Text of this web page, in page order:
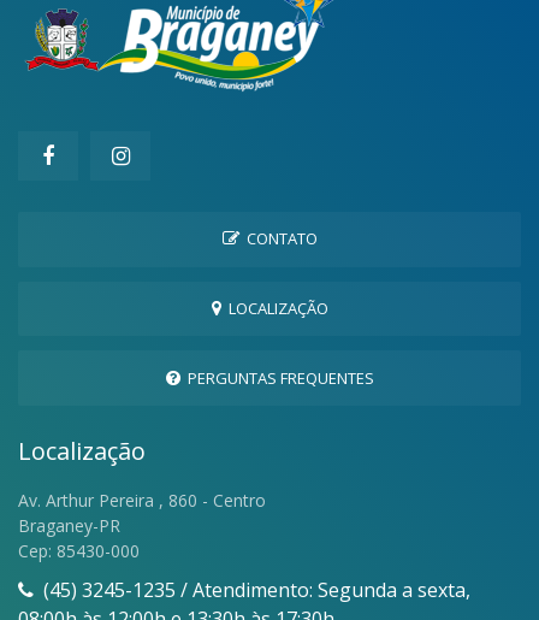
CONTATO
LOCALIZAÇÃO
PERGUNTAS FREQUENTES
Localização
Av. Arthur Pereira , 860 - Centro
Braganey-PR
Cep: 85430-000
(45) 3245-1235 / Atendimento: Segunda a sexta,